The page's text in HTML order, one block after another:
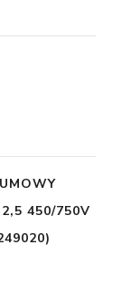
450/750V